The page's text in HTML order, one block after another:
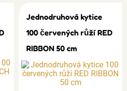
Jednodruhová kytice
100 červených růží RED
RIBBON 50 cm